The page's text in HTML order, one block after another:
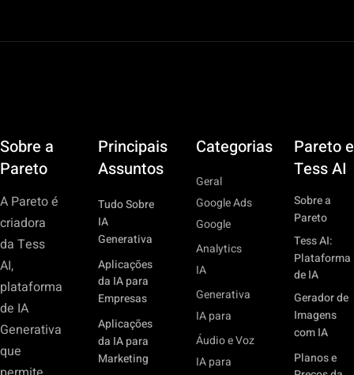
Sobre a
Pareto
A Pareto é
criadora
da Tess
AI,
plataforma
de IA
Generativa
que
Principais
Assuntos
Tudo Sobre
IA
Generativa
Aplicações
da IA para
Empresas
Aplicações
da IA para
Marketing
Categorias
Geral
Google Ads
Google
Analytics
IA
Generativa
IA para
Áudio e Voz
IA para
Pareto e
Tess AI
Sobre a
Pareto
Tess AI:
Plataforma
de IA
Gerador de
Imagens
com IA
Planos e